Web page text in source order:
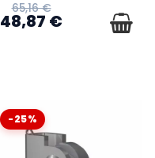
65,16 €
48,87 €
-25%